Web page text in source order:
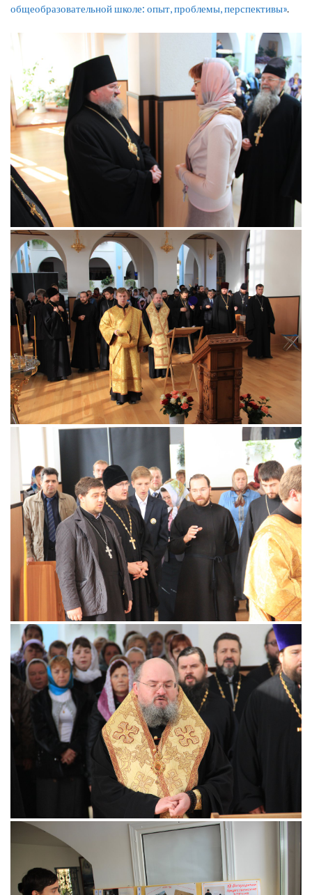
общеобразовательной школе: опыт, проблемы, перспективы».